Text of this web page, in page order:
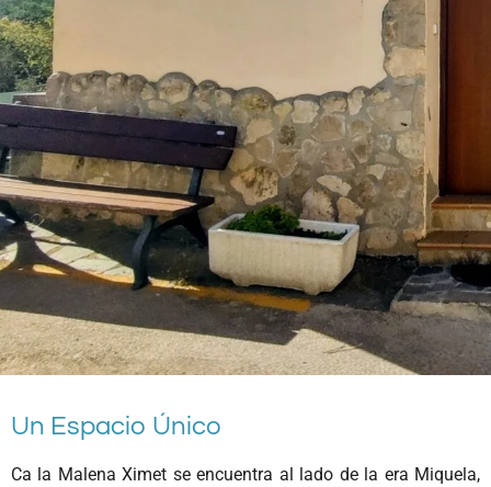
Un Espacio Único
Ca la Malena Ximet se encuentra al lado de la era Miquela,